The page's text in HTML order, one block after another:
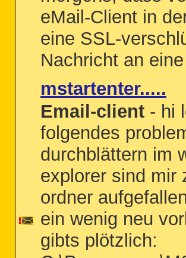
eMail-Client in
eine SSL-
Nachricht an
mstartenter.....
Email-client - hi
folgendes
durchblättern im
explorer sind mir
ordner
ein wenig neu
gibts plötzlich: